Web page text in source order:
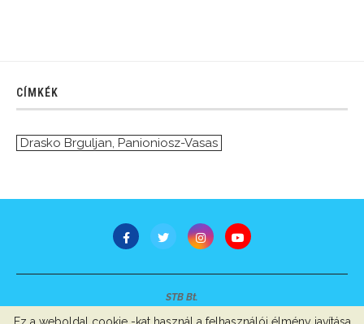
CÍMKÉK
Drasko Brguljan Panioniosz-Vasas
STB Bt.
Minden jog fenntartva © 2007-2022